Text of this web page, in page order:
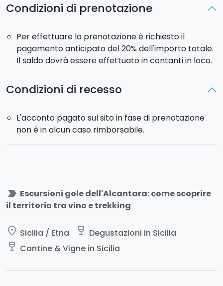
Condizioni di prenotazione
Per effettuare la prenotazione è richiesto il
pagamento anticipato del 20% dell'importo totale.
Il saldo dovrà essere effettuato in contanti in loco.
Condizioni di recesso
L'acconto pagato sul sito in fase di prenotazione
non è in alcun caso rimborsabile.
label_important Escursioni gole dell'Alcantara: come scoprire
il territorio tra vino e trekking
place Sicilia / Etna wine_bar Degustazioni in Sicilia
wine_bar Cantine & Vigne in Sicilia